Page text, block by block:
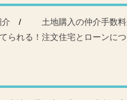
土地購入の仲介手数
られる！注文住宅とローンに